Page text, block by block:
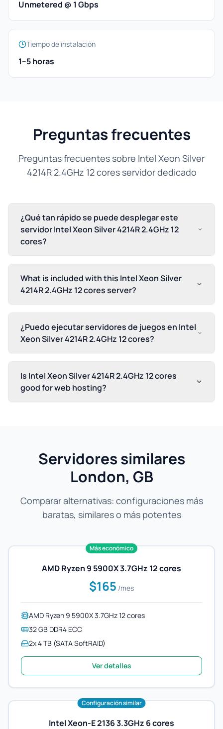
Unmetered @ 1 Gbps
Tiempo de instalación
1–5 horas
Preguntas frecuentes
Preguntas frecuentes sobre Intel Xeon Silver
4214R 2.4GHz 12 cores servidor dedicado
¿Qué tan rápido se puede desplegar este
servidor Intel Xeon Silver 4214R 2.4GHz 12
cores?
What is included with this Intel Xeon Silver
4214R 2.4GHz 12 cores server?
¿Puedo ejecutar servidores de juegos en Intel
Xeon Silver 4214R 2.4GHz 12 cores?
Is Intel Xeon Silver 4214R 2.4GHz 12 cores
good for web hosting?
Servidores similares
London, GB
Comparar alternativas: configuraciones más
baratas, similares o más potentes
Más económico
AMD Ryzen 9 5900X 3.7GHz 12 cores
$165 /mes
AMD Ryzen 9 5900X 3.7GHz 12 cores
32 GB DDR4 ECC
2x 4 TB (SATA SoftRAID)
Ver detalles
Configuración similar
Intel Xeon-E 2136 3.3GHz 6 cores